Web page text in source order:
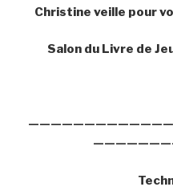
Christine veille pour
Salon du Livre de